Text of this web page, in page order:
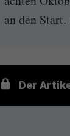
an den
Der